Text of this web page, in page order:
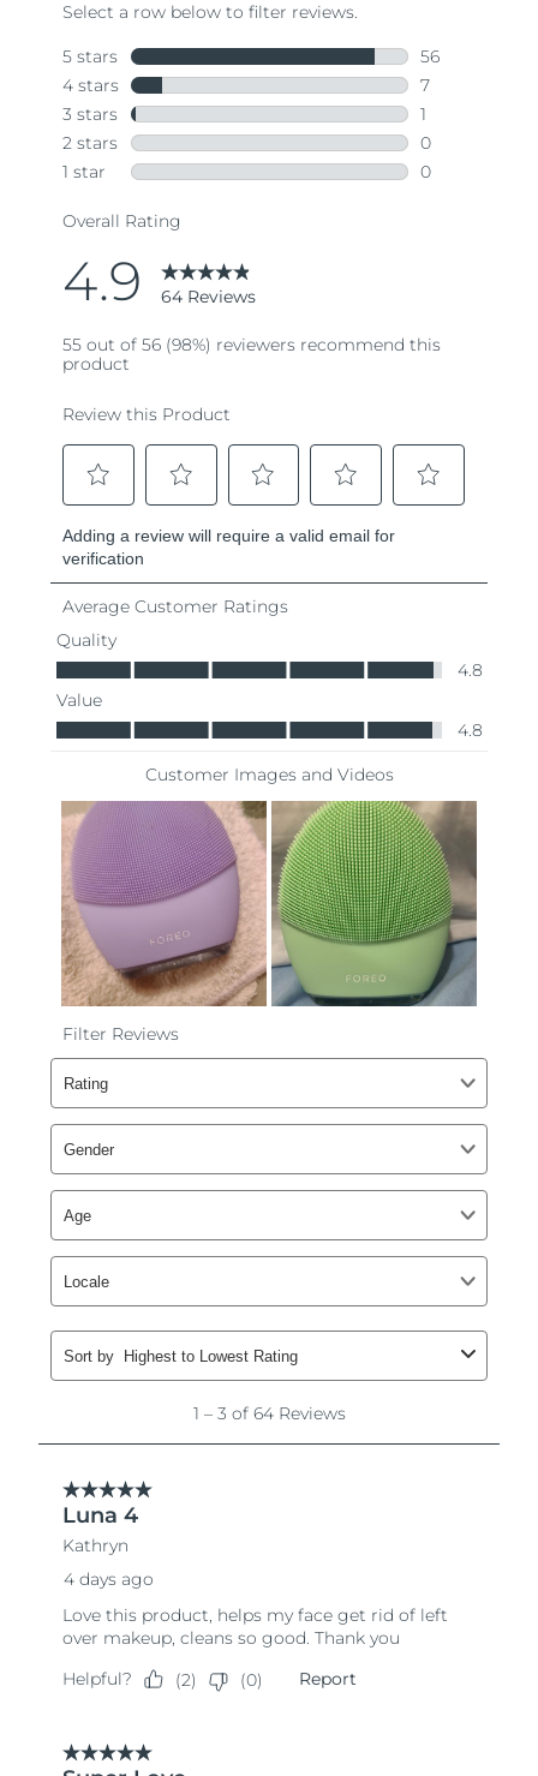
Same
page
link.